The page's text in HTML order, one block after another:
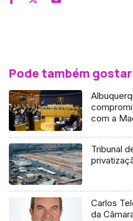
Pode também gostar
com a
Tribunal
Carlos
da